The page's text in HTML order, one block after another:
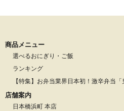
商品メニュー
選べるおにぎり・ご飯
ランキング
【特集】お弁当業界日本初！激辛弁当
店舗案内
日本橋浜町 本店